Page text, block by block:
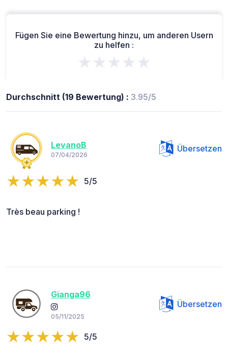
Fügen Sie eine Bewertung hinzu, um anderen Usern
zu helfen :
★★★★★
Durchschnitt (19 Bewertung) : 3.95/5
LevanoB
07/04/2026
Übersetzen
5/5
Très beau parking !
Gianga96
05/11/2025
Übersetzen
5/5